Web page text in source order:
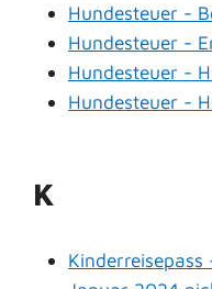
Hundesteuer -
Hundesteuer -
Hundesteuer -
Hundesteuer -
K